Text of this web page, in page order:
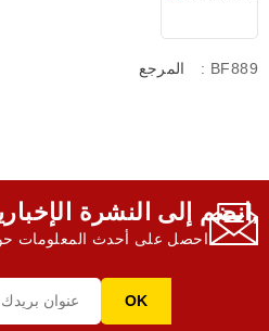
المرجع : BF889
انضم إلى النشرة الإخبارية لدينا,
احصل على أحدث المعلومات